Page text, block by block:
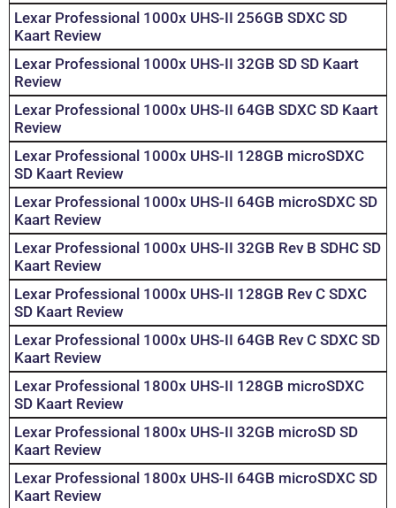
Lexar Professional 1000x UHS-II 256GB SDXC SD
Kaart Review
Lexar Professional 1000x UHS-II 32GB SD SD Kaart
Review
Lexar Professional 1000x UHS-II 64GB SDXC SD Kaart
Review
Lexar Professional 1000x UHS-II 128GB microSDXC
SD Kaart Review
Lexar Professional 1000x UHS-II 64GB microSDXC SD
Kaart Review
Lexar Professional 1000x UHS-II 32GB Rev B SDHC SD
Kaart Review
Lexar Professional 1000x UHS-II 128GB Rev C SDXC
SD Kaart Review
Lexar Professional 1000x UHS-II 64GB Rev C SDXC SD
Kaart Review
Lexar Professional 1800x UHS-II 128GB microSDXC
SD Kaart Review
Lexar Professional 1800x UHS-II 32GB microSD SD
Kaart Review
Lexar Professional 1800x UHS-II 64GB microSDXC SD
Kaart Review